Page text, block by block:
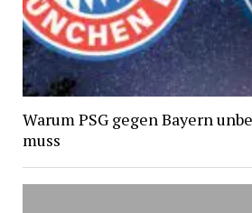
Warum PSG gegen Bayern
muss